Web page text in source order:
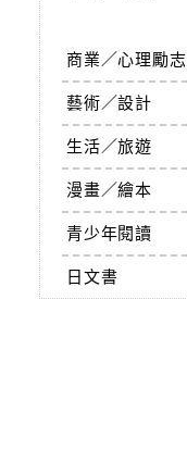
商業／心理勵志
藝術／設計
生活／旅遊
漫畫／繪本
青少年閱讀
日文書